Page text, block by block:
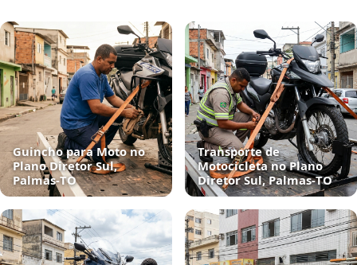
Guincho para Moto no
Plano Diretor Sul,
Palmas‑TO
Transporte de
Motocicleta no Plano
Diretor Sul, Palmas‑TO